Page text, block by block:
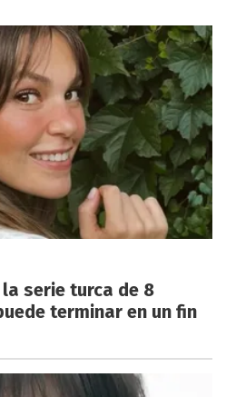
serie turca de 8
terminar en un fin